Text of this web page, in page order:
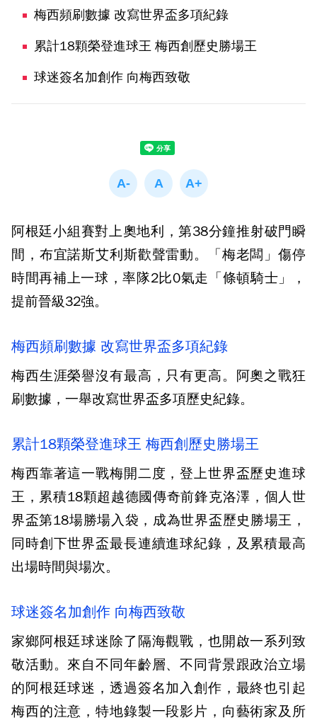
梅西頻刷數據 改寫世界盃多項紀錄
累計18顆榮登進球王 梅西創歷史勝場王
球迷簽名加創作 向梅西致敬
阿根廷小組賽對上奧地利，第38分鐘推射破門瞬
間，布宜諾斯艾利斯歡聲雷動。「梅老闆」傷停
時間再補上一球，率隊2比0氣走「條頓騎士」，
提前晉級32強。
梅西頻刷數據 改寫世界盃多項紀錄
梅西生涯榮譽沒有最高，只有更高。阿奧之戰狂
刷數據，一舉改寫世界盃多項歷史紀錄。
累計18顆榮登進球王 梅西創歷史勝場王
梅西靠著這一戰梅開二度，登上世界盃歷史進球
王，累積18顆超越德國傳奇前鋒克洛澤，個人世
界盃第18場勝場入袋，成為世界盃歷史勝場王，
同時創下世界盃最長連續進球紀錄，及累積最高
出場時間與場次。
球迷簽名加創作 向梅西致敬
家鄉阿根廷球迷除了隔海觀戰，也開啟一系列致
敬活動。來自不同年齡層、不同背景跟政治立場
的阿根廷球迷，透過簽名加入創作，最終也引起
梅西的注意，特地錄製一段影片，向藝術家及所